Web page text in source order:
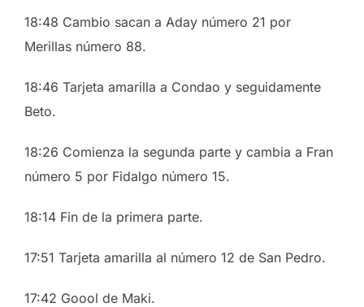
18:48 Cambio sacan a Aday número 21 por
Merillas número 88.
18:46 Tarjeta amarilla a Condao y seguidamente
Beto.
18:26 Comienza la segunda parte y cambia a Fran
número 5 por Fidalgo número 15.
18:14 Fin de la primera parte.
17:51 Tarjeta amarilla al número 12 de San Pedro.
17:42 Goool de Maki.